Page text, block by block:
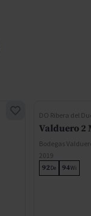
DO Ribera del
Valduero 2
Bodegas
2019
92De 94Wi